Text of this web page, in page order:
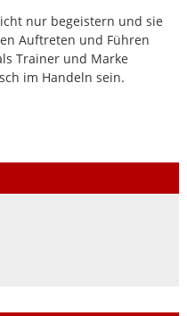
nur begeistern und sie
Auftreten und Führen
Trainer und Marke
im Handeln sein.